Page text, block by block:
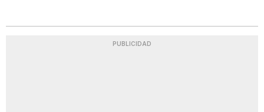
PUBLICIDAD